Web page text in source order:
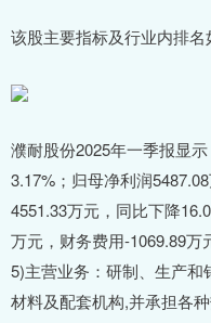
该股主要指标及行业内排名
濮耐股份2025年一季报显
3.17%；归母净利润
4551.33万元，同比下降
万元，财务费用-1069.89万
5)主营业务：研制、生产和
材料及配套机构,并承担各